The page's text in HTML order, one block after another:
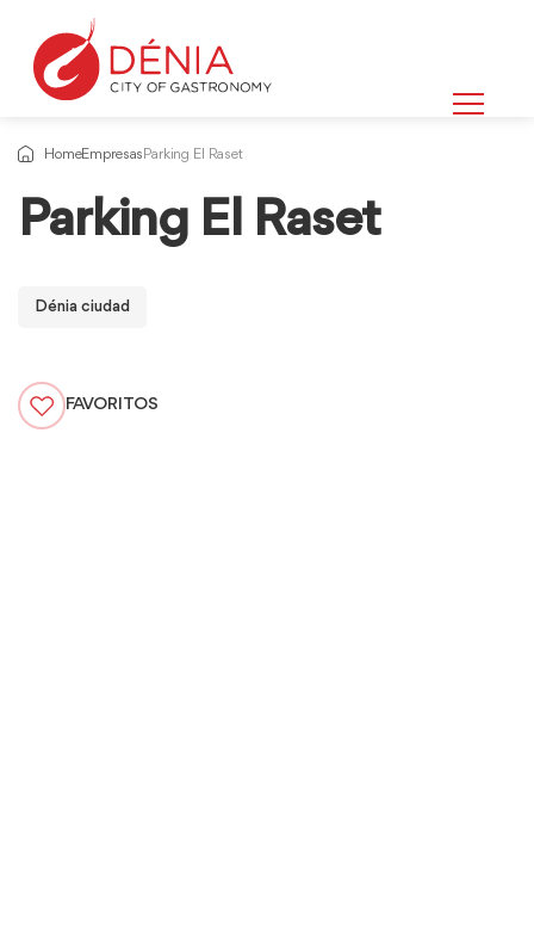
HomeEmpresas Parking El Raset
Parking El Raset
Dénia ciudad
FAVORITOS